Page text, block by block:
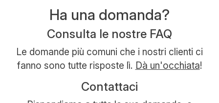
Ha una domanda?
Consulta le nostre FAQ
Le domande più comuni che i nostri clienti ci
fanno sono tutte risposte lì. Dà un'occhiata!
Contattaci